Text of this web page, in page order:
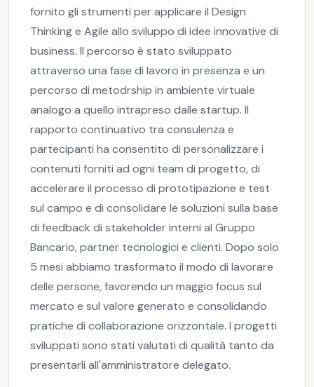
fornito gli strumenti per applicare il Design
Thinking e Agile allo sviluppo di idee innovative di
business. Il percorso è stato sviluppato
attraverso una fase di lavoro in presenza e un
percorso di metodrship in ambiente virtuale
analogo a quello intrapreso dalle startup. Il
rapporto continuativo tra consulenza e
partecipanti ha consentito di personalizzare i
contenuti forniti ad ogni team di progetto, di
accelerare il processo di prototipazione e test
sul campo e di consolidare le soluzioni sulla base
di feedback di stakeholder interni al Gruppo
Bancario, partner tecnologici e clienti. Dopo solo
5 mesi abbiamo trasformato il modo di lavorare
delle persone, favorendo un maggio focus sul
mercato e sul valore generato e consolidando
pratiche di collaborazione orizzontale. I progetti
sviluppati sono stati valutati di qualità tanto da
presentarli all'amministratore delegato.